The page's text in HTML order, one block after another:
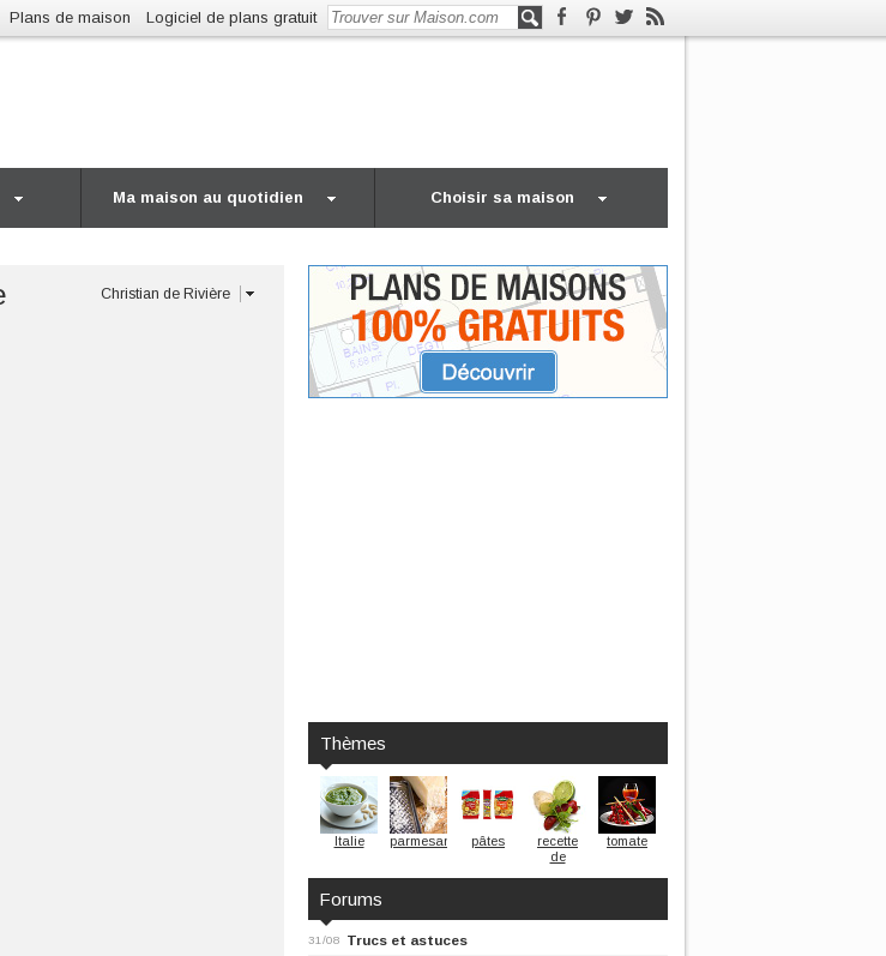
Plans de maison Logiciel de plans gratuit
Ma maison au quotidien Choisir sa maison
Christian de Rivière
Thèmes
Italie parmesan pâtes
recette
de
tomate
Forums
31/08 Trucs et astuces